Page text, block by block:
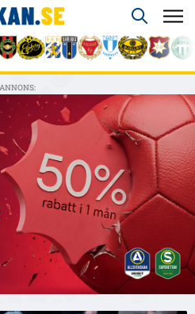
ANNONS: